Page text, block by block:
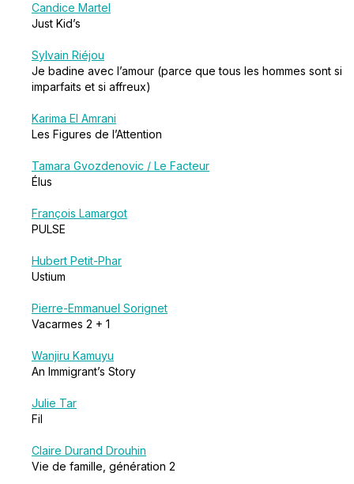
Candice Martel
Just Kid’s
Sylvain Riéjou
Je badine avec l’amour (parce que tous les hommes sont si
imparfaits et si affreux)
Karima El Amrani
Les Figures de l’Attention
Tamara Gvozdenovic / Le Facteur
Élus
François Lamargot
PULSE
Hubert Petit-Phar
Ustium
Pierre-Emmanuel Sorignet
Vacarmes 2 + 1
Wanjiru Kamuyu
An Immigrant’s Story
Julie Tar
Fil
Claire Durand Drouhin
Vie de famille, génération 2